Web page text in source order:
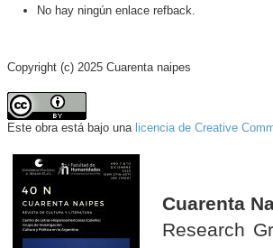
No hay ningún enlace refback.
Copyright (c) 2025 Cuarenta naipes
Este obra está bajo una licencia de Creative
Cuarenta
Research